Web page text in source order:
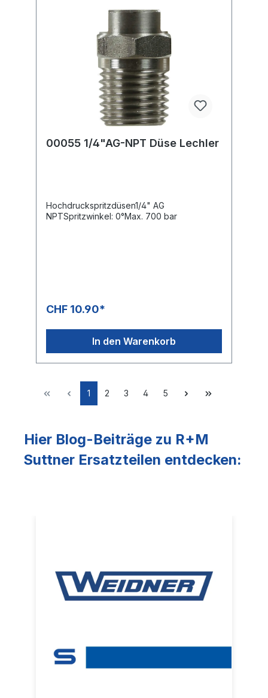
00055 1/4"AG-NPT Düse Lechler
Hochdruckspritzdüsen1/4" AG
NPTSpritzwinkel: 0°Max. 700 bar
CHF 10.90*
In den Warenkorb
1 2 3 4 5
Hier Blog-Beiträge zu R+M
Suttner Ersatzteilen entdecken: